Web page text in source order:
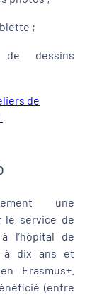
;
de dessins
de
une
le service de
l’hôpital de
à dix ans et
Erasmus+.
(entre